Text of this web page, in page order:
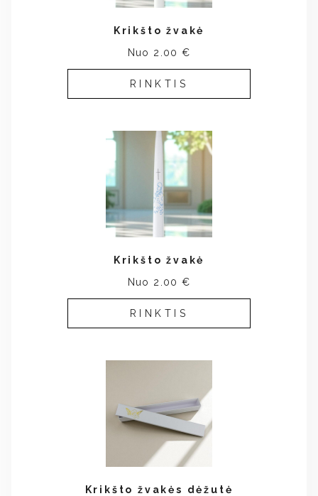
Krikšto žvakė
Nuo 2.00 €
RINKTIS
Krikšto žvakė
Nuo 2.00 €
RINKTIS
Krikšto žvakės dėžutė